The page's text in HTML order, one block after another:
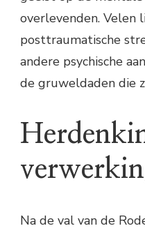
overlevenden. Velen
posttraumatische
andere psychische
de gruweldaden die
Na de val van de